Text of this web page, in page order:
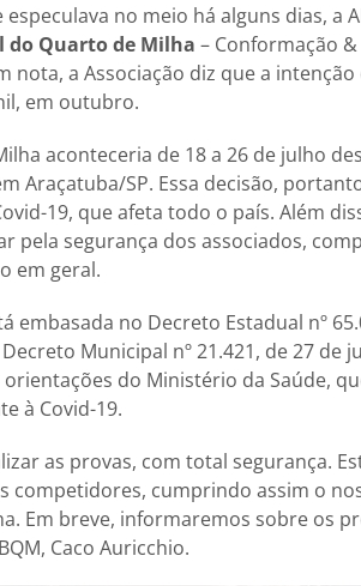
no meio há alguns dias, a
do Quarto de Milha – Conformação
nota, a Associação diz que a
em outubro.
aconteceria de 18 a 26 de julho
Araçatuba/SP. Essa decisão,
19, que afeta todo o país. Além
pela segurança dos associados,
em geral.
embasada no Decreto Estadual nº
Municipal nº 21.421, de 27 de
do Ministério da Saúde,
à Covid-19.
as provas, com total segurança.
competidores, cumprindo assim o
Em breve, informaremos sobre os
Caco Auricchio.